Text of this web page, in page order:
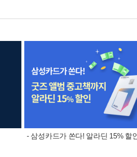
- 삼성카드가 쏜다! 알라딘 15% 할